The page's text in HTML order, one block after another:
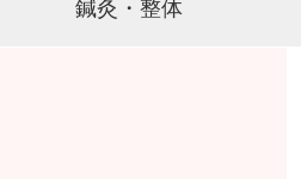
鍼灸・整体